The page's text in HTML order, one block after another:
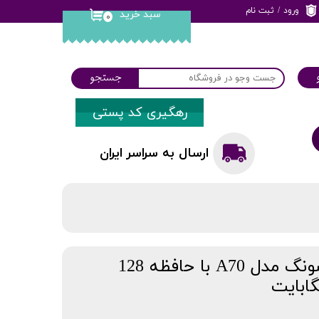
۰ سبد خرید ورود / ثبت نام
سفارشات جستجو
ارسال به سراسر ایران
رهگیری کد پستی
گوشی موبایل سامسونگ مدل A70 با حافظه 128